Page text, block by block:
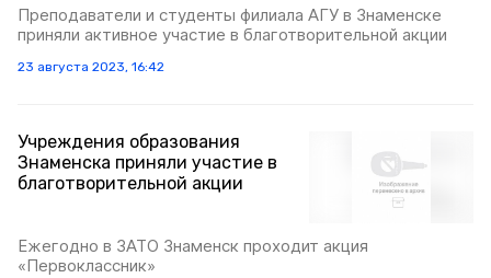
Преподаватели и студенты филиала АГУ в Знаменске
приняли активное участие в благотворительной акции
23 августа 2023, 16:42
Учреждения образования
Знаменска приняли участие в
благотворительной акции
Ежегодно в ЗАТО Знаменск проходит акция
«Первоклассник»